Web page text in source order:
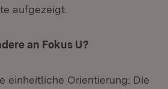
aufgezeigt.
an Fokus U?
einheitliche Orientierung: Die